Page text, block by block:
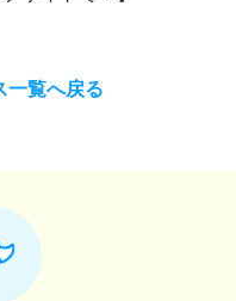
一覧へ戻る